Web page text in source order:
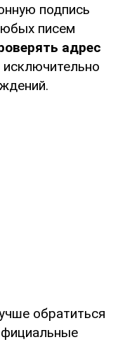
подпись
писем
адрес
обратиться